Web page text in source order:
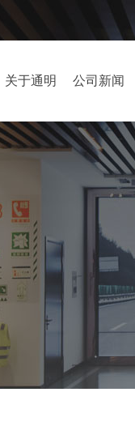
关于通明 公司新闻